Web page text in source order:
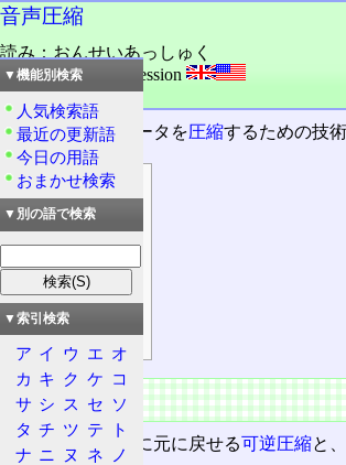
音声圧縮
読み：おんせいあっしゅく
外語：voice compression
品詞：名詞
音声や音楽のデータを圧縮するための技術
目次
概要
特徴
性能競争
宗教論争
主要技術
概要
圧縮には、完全に元に戻せる可逆圧縮と
▼機能別検索
人気検索語
最近の更新語
今日の用語
おまかせ検索
▼別の語で検索
▼索引検索
ア イ ウ エ オ
カ キ ク ケ コ
サ シ ス セ ソ
タ チ ツ テ
ト
ナ ニ ヌ ネ
ノ